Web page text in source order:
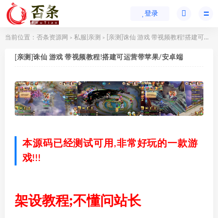
登录
当前位置： 否条资源网 > 私服|亲测 > [亲测]诛仙 游戏 带视频教程!搭建可运营带苹果/安卓端
[亲测]诛仙 游戏 带视频教程!搭建可运营带苹果/安卓端
本源码已经测试可用,非常好玩的一款游
戏!!!
架设教程;不懂问站长